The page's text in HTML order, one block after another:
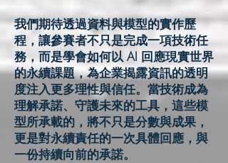
我們期待透過資料與模型的實作歷
程，讓參賽者不只是完成一項技術任
務，而是學會如何以 AI 回應現實世界
的永續課題，為企業揭露資訊的透明
度注入更多理性與信任。當技術成為
理解承諾、守護未來的工具，這些模
型所承載的，將不只是分數與成果，
更是對永續責任的一次具體回應，與
一份持續向前的承諾。